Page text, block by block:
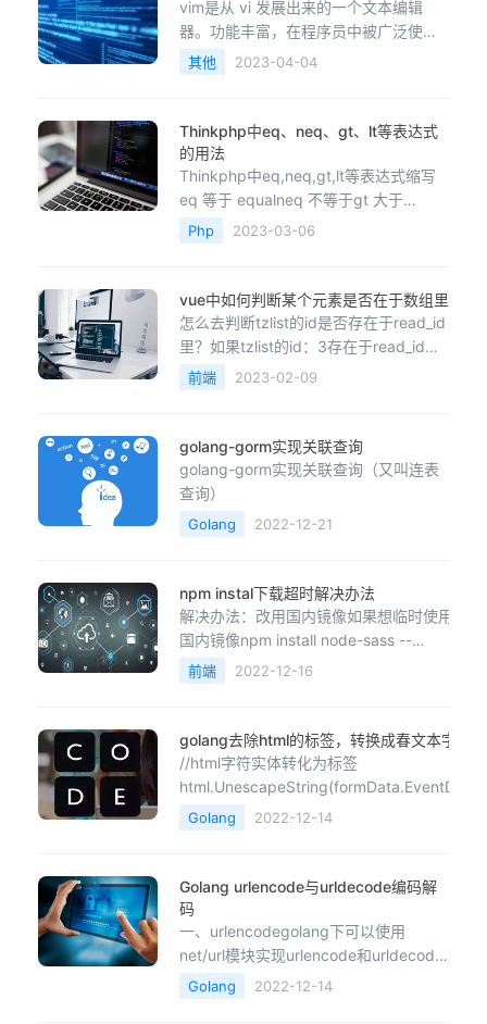
php&nbsp;echo&nbsp;htm
vim是从 vi 发展出来的一个文本编辑
器。功能丰富，在程序员中被广泛使
用，而且可以根据自己需要对其进行配
置，下面我们来介绍一些vim的基本配
户，输入命令 su，输入密码再回车切换
到root用户，cd进入当前用户主工作目
录，输入vim .vimrc进行vim配置. 以下
是我的配置文件，值得说明的一点是最
后一个设置set filetype=c是设置默认语
言
其他 2023-04-04
Thinkphp中eq、neq、gt、lt等表达式
的用法
Thinkphp中eq,neq,gt,lt等表达式缩写
eq 等于 equalneq 不等于gt 大于
greater thanegt 大于等于lt 小于 less
thanelt 小于等于like LIKEbetween
NULLe
Php 2023-03-06
vue中如何判断某个元素是否在于数组里
怎么去判断tzlist的id是否存在于read_id
里？如果tzlist的id：3存在于read_id
里，就删除class=&quot;net&quot;。这
个要怎么实现？遍历tzlist 将值value传
false 就是不存在fun
前端 2023-02-09
golang-gorm实现关联查询
golang-gorm实现关联查询（又叫连表
查询）
Golang 2022-12-21
npm instal下载超时解决办法
解决办法：改用国内镜像如果想临时使用
国内镜像npm install node-sass --
registry=http://registry.npm.taobao.org
如果想永久改成国内镜像npm config set
前端 2022-12-16
golang去除html的标签，转换成春文本字符串
//html字符实体转化为标签
html.UnescapeString(formData.EventDesc) //去除字符
中的html标签
Golang 2022-12-14
Golang urlencode与urldecode编码解
码
一、urlencodegolang下可以使用
net/url模块实现urlencode和urldecode
操作。具体实现的函数为
url.QueryEscape和
Golang 2022-12-14